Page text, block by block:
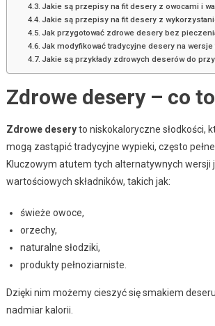
Jakie są przepisy na fit desery z owocami i
Jakie są przepisy na fit desery z
Jak przygotować zdrowe desery bez
Jak modyfikować tradycyjne desery na wersje
Jakie są przykłady zdrowych deserów do
Zdrowe desery – co
Zdrowe deseryto niskokaloryczne słodkości,
mogą zastąpić tradycyjne wypieki, często
Kluczowym atutem tych alternatywnych wersji
wartościowych składników, takich jak:
świeże owoce,
orzechy,
naturalne słodziki,
produkty pełnoziarniste.
Dzięki nim możemy cieszyć się smakiem
nadmiar kalorii.